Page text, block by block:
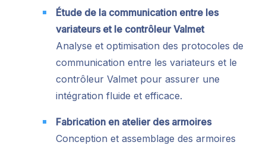
Étude de la communication entre les
variateurs et le contrôleur Valmet
Analyse et optimisation des protocoles de
communication entre les variateurs et le
contrôleur Valmet pour assurer une
intégration fluide et efficace.
Fabrication en atelier des armoires
Conception et assemblage des armoires